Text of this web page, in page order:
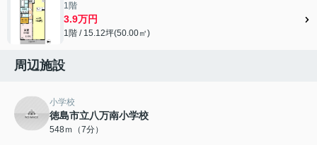
1階
3.9万円
1階 / 15.12坪(50.00㎡)
周辺施設
小学校
徳島市立八万南小学校
548ｍ（7分）